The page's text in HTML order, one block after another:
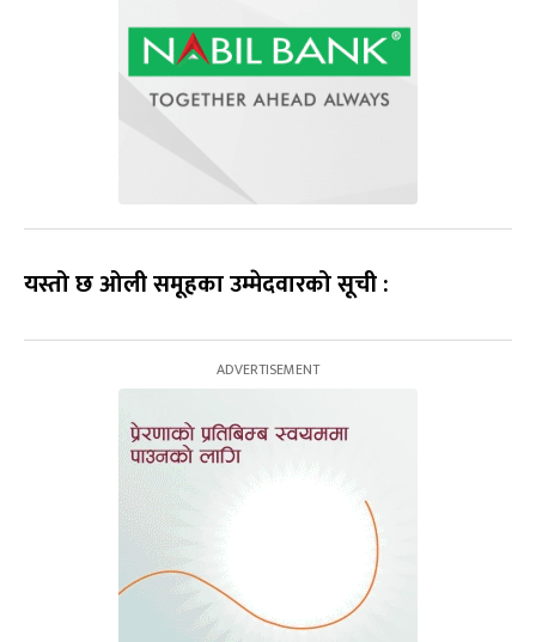
यस्तो छ ओली समूहका उम्मेदवारको सूची :